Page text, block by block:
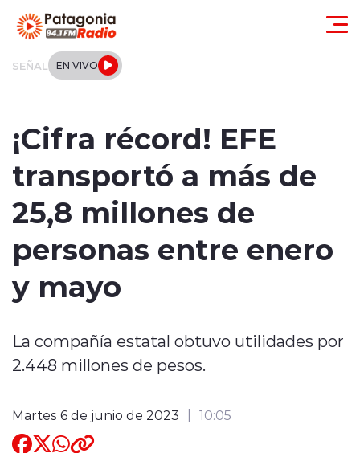
SEÑAL EN VIVO
Tendencias
Entrevistas
¡Cifra récord! EFE
transportó a más de
25,8 millones de
personas entre enero
y mayo
La compañía estatal obtuvo utilidades por
2.448 millones de pesos.
Martes 6 de junio de 2023 10:05